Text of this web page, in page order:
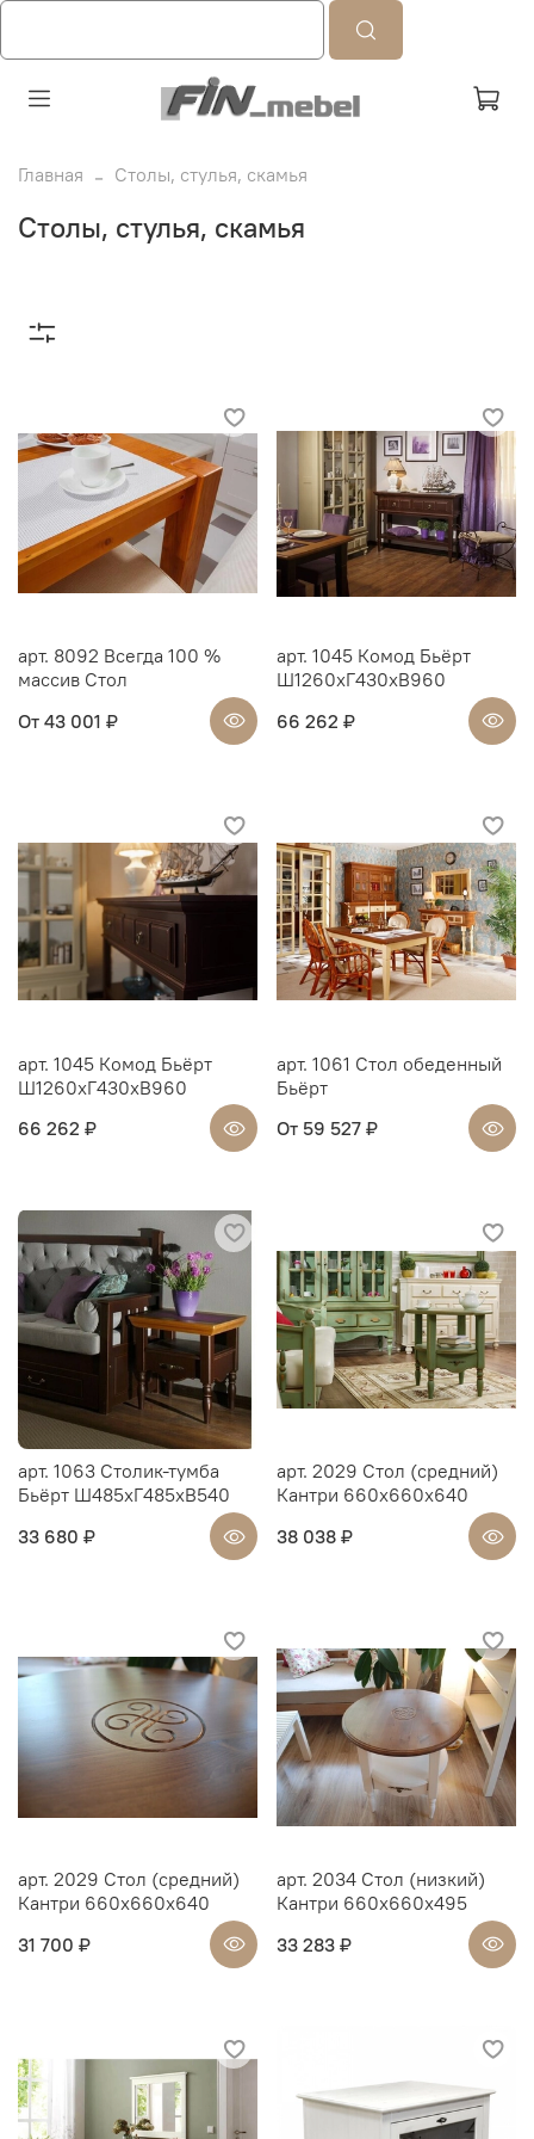
Главная Столы, стулья, скамья
Столы, стулья, скамья
арт. 8092 Всегда 100 %
массив Стол
От 43 001 ₽
арт. 1045 Комод Бьёрт
Ш1260хГ430хВ960
66 262 ₽
арт. 1045 Комод Бьёрт
Ш1260хГ430хВ960
66 262 ₽
арт. 1061 Стол обеденный
Бьёрт
От 59 527 ₽
арт. 1063 Столик-тумба
Бьёрт Ш485хГ485хВ540
33 680 ₽
арт. 2029 Стол (средний)
Кантри 660х660х640
38 038 ₽
арт. 2029 Стол (средний)
Кантри 660х660х640
31 700 ₽
арт. 2034 Стол (низкий)
Кантри 660х660х495
33 283 ₽